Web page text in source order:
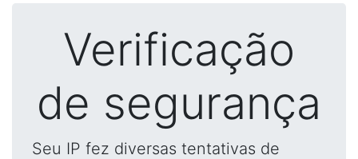
Verificação
de segurança
Seu IP fez diversas tentativas de